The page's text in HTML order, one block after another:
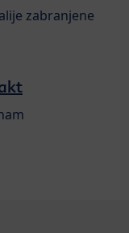
zabranjene